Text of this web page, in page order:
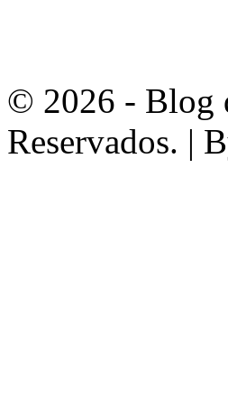
© 2026 - Blog
Reservados. |